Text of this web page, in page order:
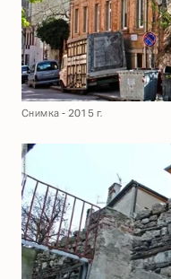
Снимка - 2015 г.